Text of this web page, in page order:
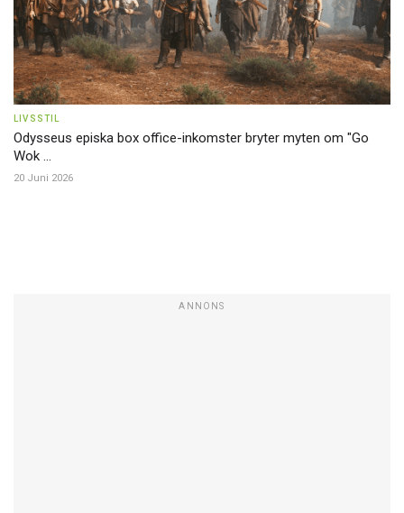
LIVSSTIL
Odysseus episka box office-inkomster bryter myten om "Go
Wok ...
20 Juni 2026
ANNONS